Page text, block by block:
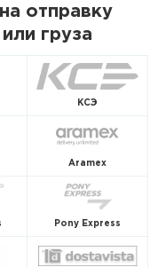
отправку
груза
КСЭ
Aramex
Pony Express